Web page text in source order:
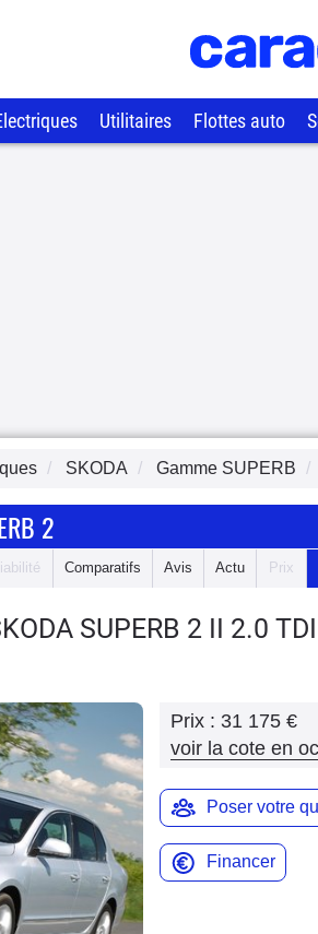
Utilitaires Flottes auto
SKODA Gamme SUPERB
2
Comparatifs Avis Actu Prix
SUPERB 2 II 2.0
Prix : 31 175 €
voir la cote en
Poser votre
Financer